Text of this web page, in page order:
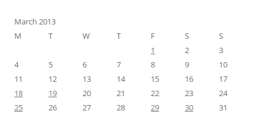
March 2013
M
T W T F S
S
1
2
3
4
5 6 7 8 9
10
11
12 13 14 15 16
17
18
19 20 21 22 23
24
25
26 27 28 29 30
31